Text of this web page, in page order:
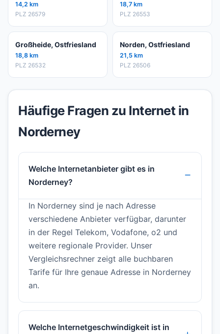
14,2 km
PLZ 26579
18,7 km
PLZ 26553
Großheide, Ostfriesland
18,8 km
PLZ 26532
Norden, Ostfriesland
21,5 km
PLZ 26506
Häufige Fragen zu Internet in
Norderney
Welche Internetanbieter gibt es in
Norderney?
In Norderney sind je nach Adresse
verschiedene Anbieter verfügbar, darunter
in der Regel Telekom, Vodafone, o2 und
weitere regionale Provider. Unser
Vergleichsrechner zeigt alle buchbaren
Tarife für Ihre genaue Adresse in Norderney
an.
Welche Internetgeschwindigkeit ist in